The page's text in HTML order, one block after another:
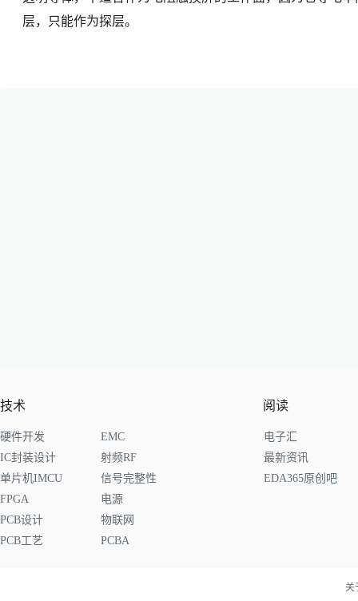
层，只能作为探层。
技术
硬件开发
EMC
IC封装设计
射频RF
单片机IMCU
信号完整性
FPGA
电源
PCB设计
物联网
PCB工艺
PCBA
阅读
电子汇
最新资讯
EDA365原创吧
关